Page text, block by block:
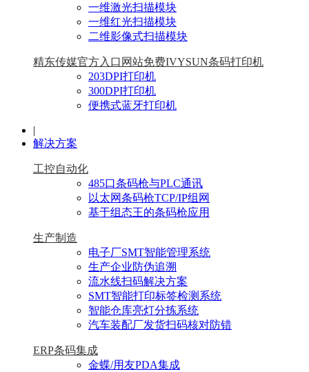
一维激光扫描模块
一维红光扫描模块
二维影像式扫描模块
精东传媒官方入口网站免费IVYSUN条码打印机
203DPI打印机
300DPI打印机
便携式蓝牙打印机
|
解决方案
工控自动化
485口条码枪与PLC通讯
以太网条码枪TCP/IP组网
基于组态王的条码枪应用
生产制造
电子厂SMT智能管理系统
生产企业防伪追溯
流水线扫码解决方案
SMT智能打印标签检测系统
智能仓库亮灯分拣系统
汽车装配厂发货扫码核对防错
ERP条码集成
金蝶/用友PDA集成